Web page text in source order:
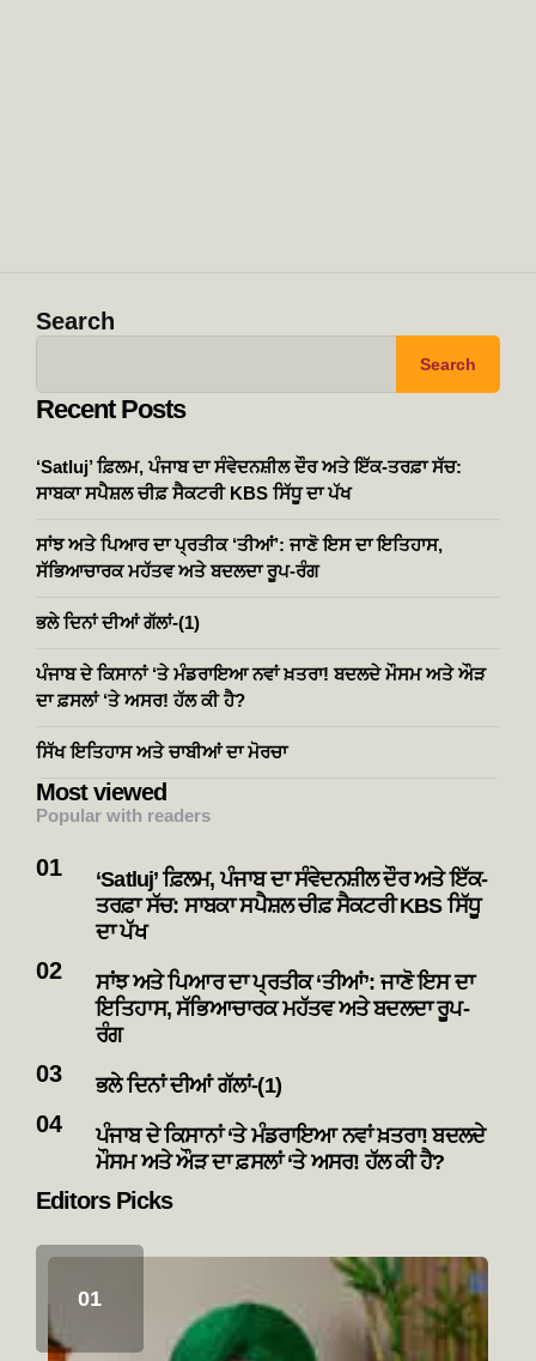
Search
Search
Recent Posts
‘Satluj’ ਫ਼ਿਲਮ, ਪੰਜਾਬ ਦਾ ਸੰਵੇਦਨਸ਼ੀਲ ਦੌਰ ਅਤੇ ਇੱਕ-ਤਰਫ਼ਾ ਸੱਚ:
ਸਾਬਕਾ ਸਪੈਸ਼ਲ ਚੀਫ਼ ਸੈਕਟਰੀ KBS ਸਿੱਧੂ ਦਾ ਪੱਖ
ਸਾਂਝ ਅਤੇ ਪਿਆਰ ਦਾ ਪ੍ਰਤੀਕ ‘ਤੀਆਂ’: ਜਾਣੋ ਇਸ ਦਾ ਇਤਿਹਾਸ,
ਸੱਭਿਆਚਾਰਕ ਮਹੱਤਵ ਅਤੇ ਬਦਲਦਾ ਰੂਪ-ਰੰਗ
ਭਲੇ ਦਿਨਾਂ ਦੀਆਂ ਗੱਲਾਂ-(1)
ਪੰਜਾਬ ਦੇ ਕਿਸਾਨਾਂ ‘ਤੇ ਮੰਡਰਾਇਆ ਨਵਾਂ ਖ਼ਤਰਾ! ਬਦਲਦੇ ਮੌਸਮ ਅਤੇ ਔੜ
ਦਾ ਫ਼ਸਲਾਂ ‘ਤੇ ਅਸਰ! ਹੱਲ ਕੀ ਹੈ?
ਸਿੱਖ ਇਤਿਹਾਸ ਅਤੇ ਚਾਬੀਆਂ ਦਾ ਮੋਰਚਾ
Most viewed
Popular with readers
‘Satluj’ ਫ਼ਿਲਮ, ਪੰਜਾਬ ਦਾ ਸੰਵੇਦਨਸ਼ੀਲ ਦੌਰ ਅਤੇ ਇੱਕ-
ਤਰਫ਼ਾ ਸੱਚ: ਸਾਬਕਾ ਸਪੈਸ਼ਲ ਚੀਫ਼ ਸੈਕਟਰੀ KBS ਸਿੱਧੂ
ਦਾ ਪੱਖ
ਸਾਂਝ ਅਤੇ ਪਿਆਰ ਦਾ ਪ੍ਰਤੀਕ ‘ਤੀਆਂ’: ਜਾਣੋ ਇਸ ਦਾ
ਇਤਿਹਾਸ, ਸੱਭਿਆਚਾਰਕ ਮਹੱਤਵ ਅਤੇ ਬਦਲਦਾ ਰੂਪ-
ਰੰਗ
ਭਲੇ ਦਿਨਾਂ ਦੀਆਂ ਗੱਲਾਂ-(1)
ਪੰਜਾਬ ਦੇ ਕਿਸਾਨਾਂ ‘ਤੇ ਮੰਡਰਾਇਆ ਨਵਾਂ ਖ਼ਤਰਾ! ਬਦਲਦੇ
ਮੌਸਮ ਅਤੇ ਔੜ ਦਾ ਫ਼ਸਲਾਂ ‘ਤੇ ਅਸਰ! ਹੱਲ ਕੀ ਹੈ?
Editors Picks